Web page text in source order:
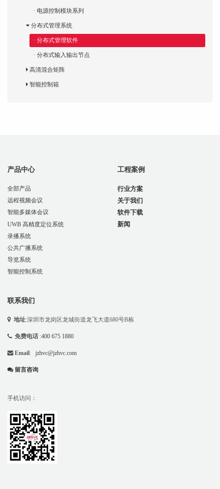
· 电源控制模块系列
分布式管理系统
· 分布式管理软件
· 分布式输入输出节点
高清混合矩阵
智能控制箱
产品中心
全部产品
远程视频会议
智能多媒体会议
UWB 高精度定位系统
录播系统
公共广播系统
导览系统
智能控制系统
工程案例
行业方案
关于我们
软件下载
新闻
联系我们
地址:深圳市龙岗区龙城街道龙飞大道680号B栋
免费电话 :400 675 1880
Email: jzhvc@jzhvc.com
留言咨询
手机访问：